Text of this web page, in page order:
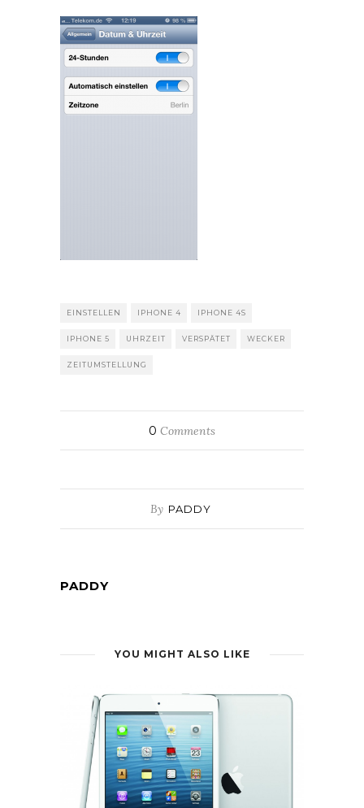
EINSTELLEN IPHONE 4 IPHONE 4S
IPHONE 5 UHRZEIT VERSPÄTET WECKER
ZEITUMSTELLUNG
0 Comments
By PADDY
PADDY
YOU MIGHT ALSO LIKE